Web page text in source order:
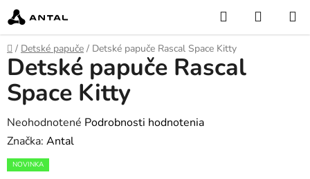
Prejsť
na
obsah
Hľadať
KOŠÍK
Domov
/ Detské papuče / Detské papuče Rascal Space Kitty
Detské papuče Rascal
Space Kitty
Priemerné
hodnotenie
produktu
Neohodnotené Podrobnosti hodnotenia
Značka: Antal
NOVINKA